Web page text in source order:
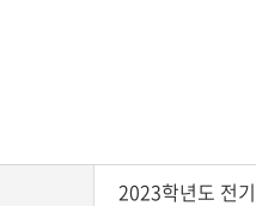
2023학년도 전